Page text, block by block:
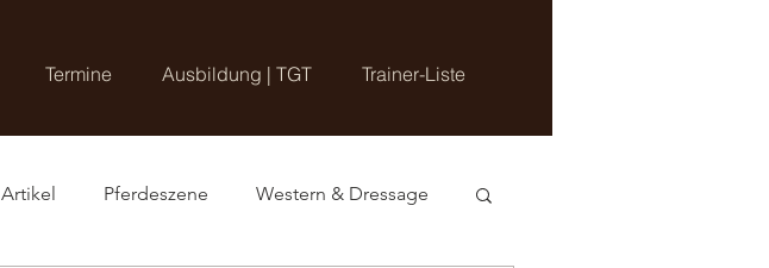
Termine Ausbildung | TGT Trainer-Liste
Artikel Pferdeszene Western & Dressage